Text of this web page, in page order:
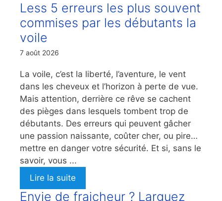
Less 5 erreurs les plus souvent
commises par les débutants la
voile
7 août 2026
La voile, c’est la liberté, l’aventure, le vent
dans les cheveux et l’horizon à perte de vue.
Mais attention, derrière ce rêve se cachent
des pièges dans lesquels tombent trop de
débutants. Des erreurs qui peuvent gâcher
une passion naissante, coûter cher, ou pire…
mettre en danger votre sécurité. Et si, sans le
savoir, vous ...
Lire la suite
Envie de fraicheur ? Larguez